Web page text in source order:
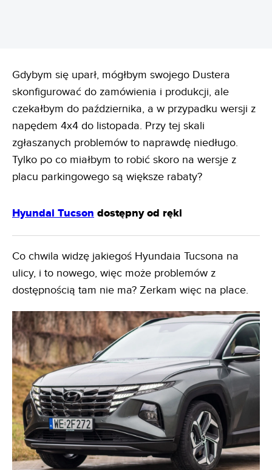
Gdybym się uparł, mógłbym swojego Dustera
skonfigurować do zamówienia i produkcji, ale
czekałbym do października, a w przypadku wersji z
napędem 4x4 do listopada. Przy tej skali
zgłaszanych problemów to naprawdę niedługo.
Tylko po co miałbym to robić skoro na wersje z
placu parkingowego są większe rabaty?
Hyundai Tucson dostępny od ręki
Co chwila widzę jakiegoś Hyundaia Tucsona na
ulicy, i to nowego, więc może problemów z
dostępnością tam nie ma? Zerkam więc na place.